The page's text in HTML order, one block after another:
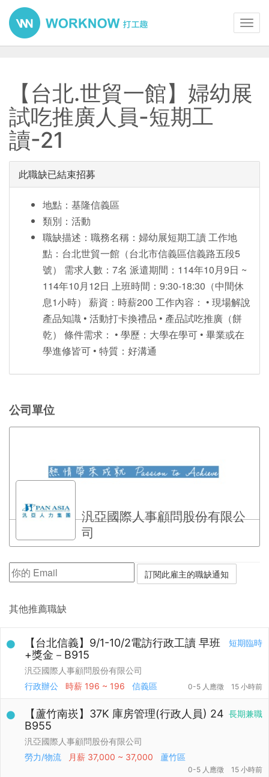
【台北.世貿一館】婦幼展
試吃推廣人員-短期工
讀-21
此職缺已結束招募
地點：基隆信義區
類別：活動
職缺描述：職務名稱：婦幼展短期工讀 工作地
點：台北世貿一館（台北市信義區信義路五段5
號） 需求人數：7名 派遣期間：114年10月9日 ~
114年10月12日 上班時間：9:30-18:30（中間休
息1小時） 薪資：時薪200 工作內容： • 現場解說
產品知識 • 活動打卡換禮品 • 產品試吃推廣（餅
乾） 條件需求： • 學歷：大學在學可 • 畢業或在
學進修皆可 • 特質：好溝通
公司單位
汎亞國際人事顧問股份有限公
司
其他推薦職缺
短期臨時
【台北信義】9/1-10/2電訪行政工讀 早班
+獎金－B915
汎亞國際人事顧問股份有限公司
行政辦公
時薪 196 ~ 196 信義區 0-5 人應徵 15 小時前
長期兼職
【蘆竹南崁】37K 庫房管理(行政人員) 24
B955
汎亞國際人事顧問股份有限公司
勞力/物流
月薪 37,000 ~ 37,000 蘆竹區
0-5 人應徵 15 小時前